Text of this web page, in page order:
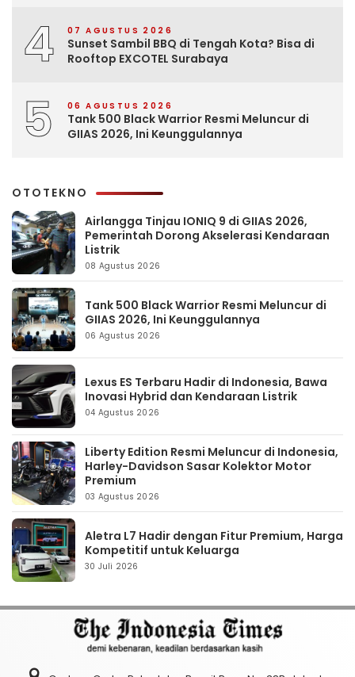
4 07 AGUSTUS 2026
Sunset Sambil BBQ di Tengah Kota? Bisa di
Rooftop EXCOTEL Surabaya
5 06 AGUSTUS 2026
Tank 500 Black Warrior Resmi Meluncur di
GIIAS 2026, Ini Keunggulannya
OTOTEKNO
Airlangga Tinjau IONIQ 9 di GIIAS 2026,
Pemerintah Dorong Akselerasi Kendaraan
Listrik
08 Agustus 2026
Tank 500 Black Warrior Resmi Meluncur di
GIIAS 2026, Ini Keunggulannya
06 Agustus 2026
Lexus ES Terbaru Hadir di Indonesia, Bawa
Inovasi Hybrid dan Kendaraan Listrik
04 Agustus 2026
Liberty Edition Resmi Meluncur di Indonesia,
Harley-Davidson Sasar Kolektor Motor
Premium
03 Agustus 2026
Aletra L7 Hadir dengan Fitur Premium, Harga
Kompetitif untuk Keluarga
30 Juli 2026